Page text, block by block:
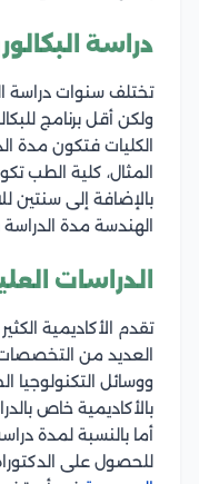
دراسة
تختلف سنوات دراسة
بالإضافة إلى سنتين
الهندسة مدة الدراسة بها 5
الدراسات
تقدم الأكاديمية
العديد من
ووسائل التكنولوجيا
بالأكاديمية خاص
أما بالنسبة لمدة
للحصول على